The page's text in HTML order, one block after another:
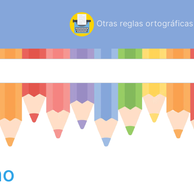
Otras reglas ortográficas